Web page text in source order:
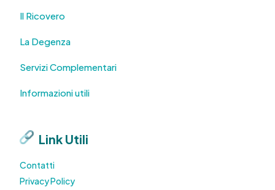
Il Ricovero
La Degenza
Servizi Complementari
Informazioni utili
Link Utili
Contatti
Privacy Policy